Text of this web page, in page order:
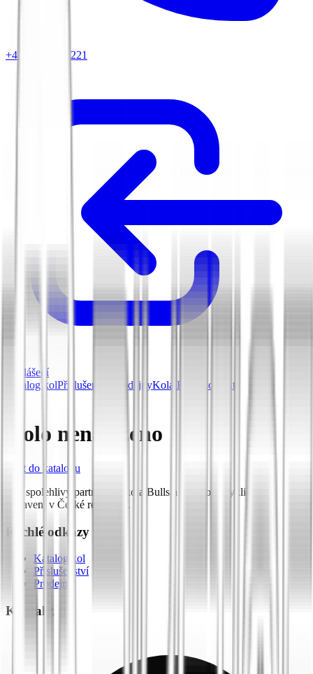
+420 604 263 221
Přihlášení
Katalog kolPříslušenství ProdejnyKola Bulls Kontakt
Kolo nenalezeno
Zpět do katalogu
Váš spolehlivý partner pro kola Bulls a prémiové cyklistické
vybavení v České republice.
Rychlé odkazy
Katalog kol
Příslušenství
Prodejny
Kontakt